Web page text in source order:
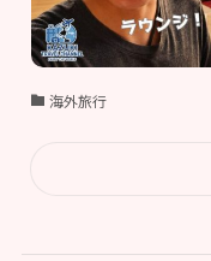
海外旅行